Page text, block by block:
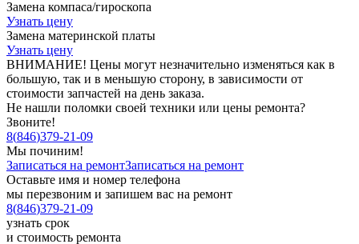
Замена компаса/гироскопа
Узнать цену
Замена материнской платы
Узнать цену
ВНИМАНИЕ! Цены могут незначительно изменяться как в
большую, так и в меньшую сторону, в зависимости от
стоимости запчастей на день заказа.
Не нашли поломки своей техники или цены ремонта?
Звоните!
8(846)379-21-09
Мы починим!
Записаться на ремонтЗаписаться на ремонт
Оставьте имя и номер телефона
мы перезвоним и запишем вас на ремонт
8(846)379-21-09
узнать срок
и стоимость ремонта